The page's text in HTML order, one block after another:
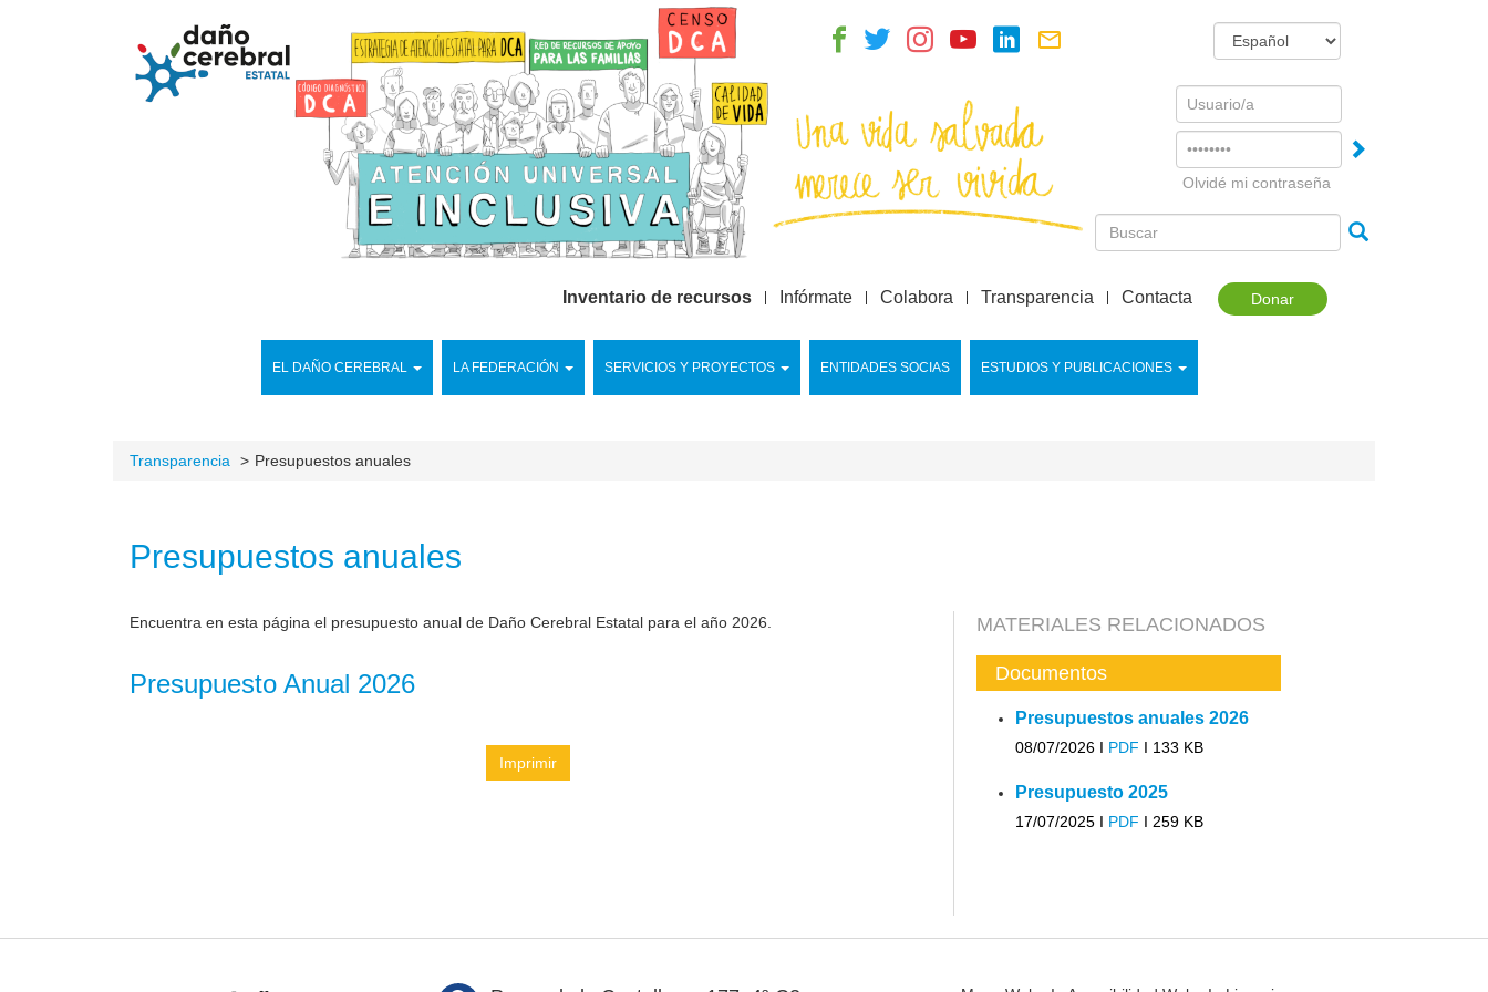
Username
Olvidé mi contraseña
Donar
EL DAÑO CEREBRAL LA FEDERACIÓN SERVICIOS Y PROYECTOS ENTIDADES SOCIAS ESTUDIOS Y PUBLICACIONES
Inventario de recursos Infórmate Colabora Transparencia Contacta
Transparencia Presupuestos anuales
Presupuestos anuales
Encuentra en esta página el presupuesto anual de Daño Cerebral Estatal para el año 2026.
Presupuesto Anual 2026
Imprimir
MATERIALES RELACIONADOS
Documentos
Presupuestos anuales 2026
08/07/2026 I PDF I 133 KB
Presupuesto 2025
17/07/2025 I PDF I 259 KB